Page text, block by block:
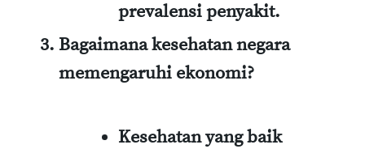
prevalensi penyakit.
Bagaimana kesehatan negara
memengaruhi ekonomi?
Kesehatan yang baik